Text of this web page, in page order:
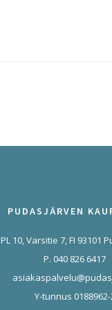
PUDASJÄRVEN
PL 10, Varsitie 7, FI 93101
P. 040 826 6417
Y-tunnus